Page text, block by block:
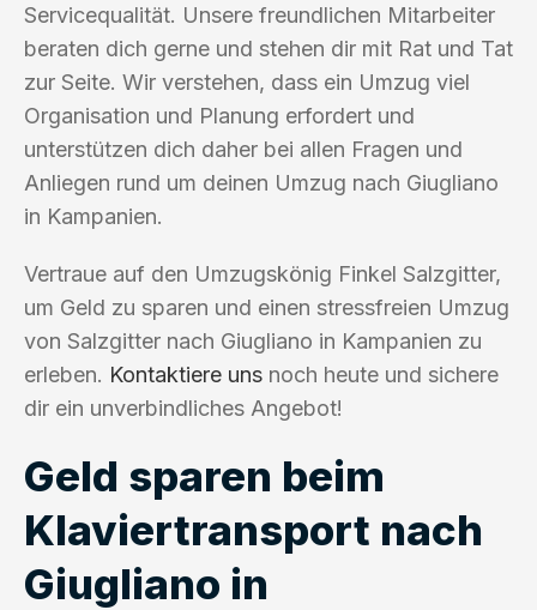
Servicequalität. Unsere freundlichen Mitarbeiter
beraten dich gerne und stehen dir mit Rat und Tat
zur Seite. Wir verstehen, dass ein Umzug viel
Organisation und Planung erfordert und
unterstützen dich daher bei allen Fragen und
Anliegen rund um deinen Umzug nach Giugliano
in Kampanien.
Vertraue auf den Umzugskönig Finkel Salzgitter,
um Geld zu sparen und einen stressfreien Umzug
von Salzgitter nach Giugliano in Kampanien zu
erleben. Kontaktiere uns noch heute und sichere
dir ein unverbindliches Angebot!
Geld sparen beim
Klaviertransport nach
Giugliano in